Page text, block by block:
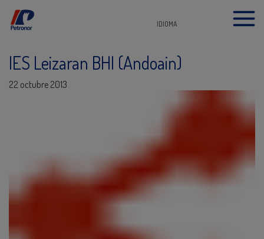
IDIOMA
IES Leizaran BHI (Andoain)
22 octubre 2013